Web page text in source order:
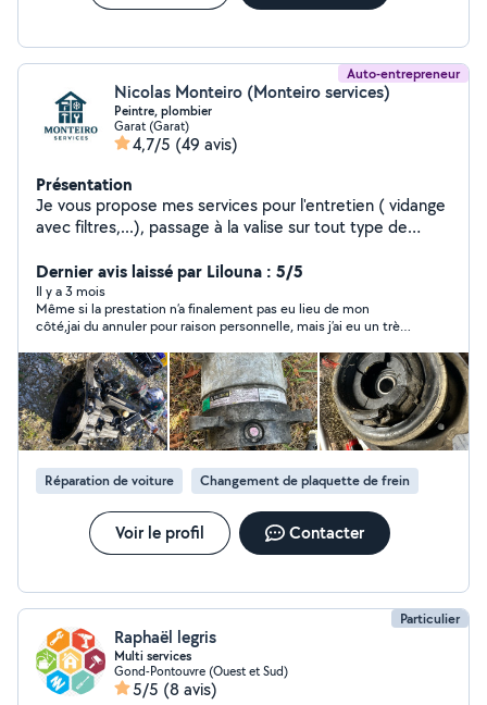
Auto-entrepreneur
Nicolas Monteiro (Monteiro services)
Peintre, plombier
Garat (Garat)
4,7/5 (49 avis)
Présentation
Je vous propose mes services pour l'entretien ( vidange
avec filtres,...), passage à la valise sur tout type de
remplacement de pièces du train roulant, plaquettes,..)
Je fais aussi entretien des espace vert (tonte,
débroussaillage, taille..), plomberie, peinture,
electricité.. Multiservice, je suis bon bricoleur donc
n'hésiter pas à me demander. Possibilité de location de
matériel professionnel ( karcher, débroussailleuse, etc )
Dernier avis laissé par Lilouna : 5/5
Il y a 3 mois
Même si la prestation n’a finalement pas eu lieu de mon
côté,jai du annuler pour raison personnelle, mais j’ai eu un très
professionnelle.Je recommande à 100% merci beaucoup
Réparation de voiture Changement de plaquette de frein
Voir le profil Contacter
Particulier
Raphaël legris
Multi services
Gond-Pontouvre (Ouest et Sud)
5/5 (8 avis)